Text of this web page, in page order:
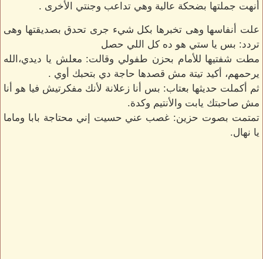
أنهت جملتها بضحكة عالية وهي تداعب وجنتي الأخرى .
علت أنفاسها وهى تخبرها بكل شيء جرى تحدق بصديقتها وهى
تردد: بس يا ستي هو ده كل اللي حصل
مطت شفتيها للأمام بحزن طفولي وقالت: معلش يا ديدي،الله
يرحمهم، أكيد تيتة مش قصدها حاجة دي بتحبك أوي .
ثم أكملت حديثها بعتاب: بس أنا زعلانة لأنك مفكرتيش فيا هو أنا
مش صاحبتك يابت والأنتيم وكدة.
تمتمت بصوت حزين: غصب عني حسيت إني محتاجة بابا وماما
يا نهال.